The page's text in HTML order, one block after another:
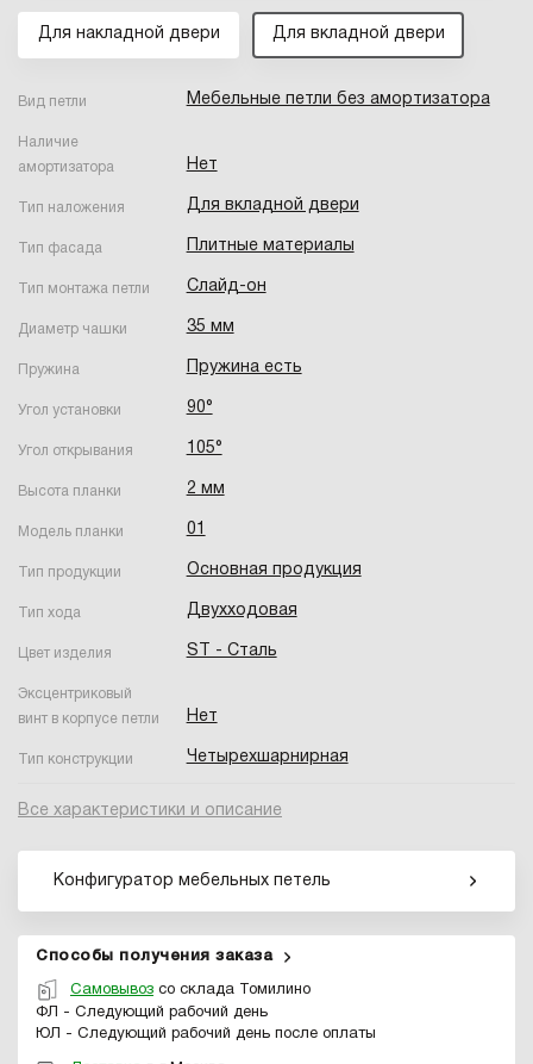
Для накладной двери Для вкладной двери
Вид петли Мебельные петли без амортизатора
Наличие
амортизатора
Нет
Тип наложения Для вкладной двери
Тип фасада Плитные материалы
Тип монтажа петли Слайд-он
Диаметр чашки 35 мм
Пружина Пружина есть
Угол установки 90°
Угол открывания 105°
Высота планки 2 мм
Модель планки 01
Тип продукции Основная продукция
Тип хода Двухходовая
Цвет изделия ST - Сталь
Эксцентриковый
винт в корпусе петли
Нет
Тип конструкции Четырехшарнирная
Все характеристики и описание
Конфигуратор мебельных петель
Способы получения заказа
Самовывоз со склада Томилино
ФЛ - Следующий рабочий день
ЮЛ - Следующий рабочий день после оплаты